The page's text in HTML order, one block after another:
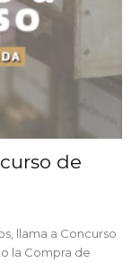
de
llama a Concurso
la Compra de